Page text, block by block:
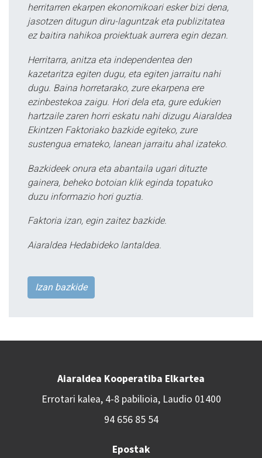
herritarren ekarpen ekonomikoari esker bizi dena,
jasotzen ditugun diru-laguntzak eta publizitatea
ez baitira nahikoa proiektuak aurrera egin dezan.
Herritarra, anitza eta independentea den
kazetaritza egiten dugu, eta egiten jarraitu nahi
dugu. Baina horretarako, zure ekarpena ere
ezinbestekoa zaigu. Hori dela eta, gure edukien
hartzaile zaren horri eskatu nahi dizugu Aiaraldea
Ekintzen Faktoriako bazkide egiteko, zure
sustengua emateko, lanean jarraitu ahal izateko.
Bazkideek onura eta abantaila ugari dituzte
gainera, beheko botoian klik eginda topatuko
duzu informazio hori guztia.
Faktoria izan, egin zaitez bazkide.
Aiaraldea Hedabideko lantaldea.
Izan bazkide
Aiaraldea Kooperatiba Elkartea
Errotari kalea, 4-8 pabilioia, Laudio 01400
94 656 85 54
Epostak